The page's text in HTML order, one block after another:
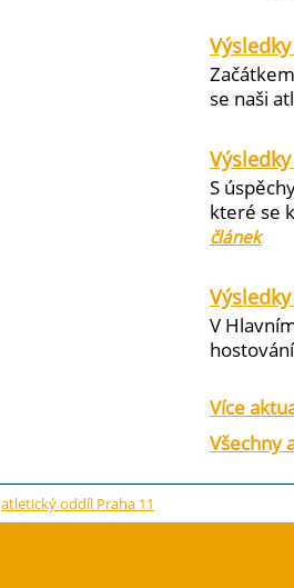
se naši
S
které se
článek
V
Více
Všechny
atletický oddíl Praha 11